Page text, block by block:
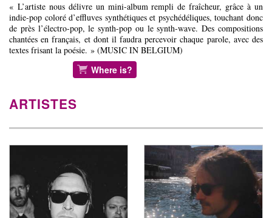
« L’artiste nous délivre un mini-album rempli de fraîcheur, grâce à un
indie-pop coloré d’effluves synthétiques et psychédéliques, touchant donc
de près l’électro-pop, le synth-pop ou le synth-wave. Des compositions
chantées en français, et dont il faudra percevoir chaque parole, avec des
textes frisant la poésie. » (MUSIC IN BELGIUM)
Where is?
ARTISTES